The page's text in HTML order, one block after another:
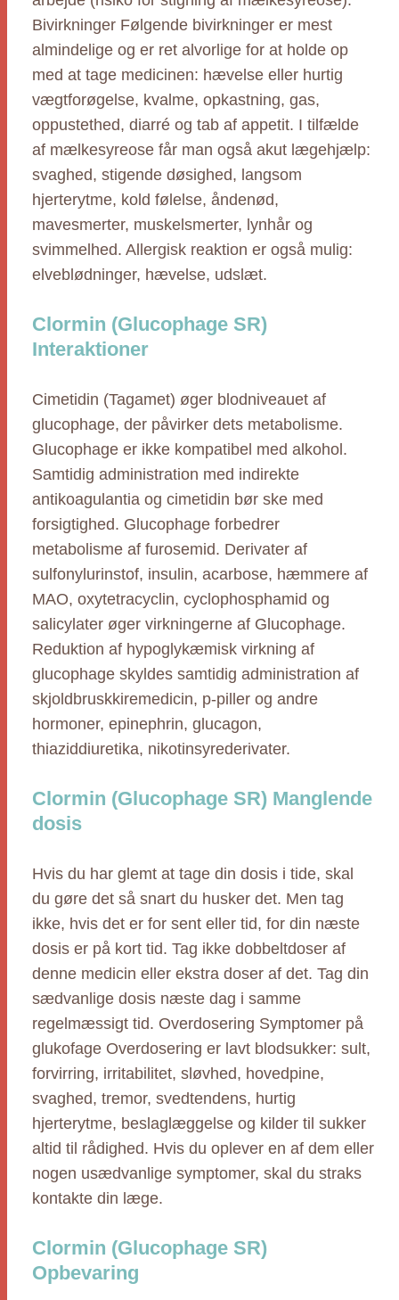
Bivirkninger Følgende bivirkninger er mest
almindelige og er ret alvorlige for at holde op
med at tage medicinen: hævelse eller hurtig
vægtforøgelse, kvalme, opkastning, gas,
oppustethed, diarré og tab af appetit. I tilfælde
af mælkesyreose får man også akut lægehjælp:
svaghed, stigende døsighed, langsom
hjerterytme, kold følelse, åndenød,
mavesmerter, muskelsmerter, lynhår og
svimmelhed. Allergisk reaktion er også mulig:
elveblødninger, hævelse, udslæt.
Clormin (Glucophage SR)
Interaktioner
Cimetidin (Tagamet) øger blodniveauet af
glucophage, der påvirker dets metabolisme.
Glucophage er ikke kompatibel med alkohol.
Samtidig administration med indirekte
antikoagulantia og cimetidin bør ske med
forsigtighed. Glucophage forbedrer
metabolisme af furosemid. Derivater af
sulfonylurinstof, insulin, acarbose, hæmmere af
MAO, oxytetracyclin, cyclophosphamid og
salicylater øger virkningerne af Glucophage.
Reduktion af hypoglykæmisk virkning af
glucophage skyldes samtidig administration af
skjoldbruskkiremedicin, p-piller og andre
hormoner, epinephrin, glucagon,
thiaziddiuretika, nikotinsyrederivater.
Clormin (Glucophage SR) Manglende
dosis
Hvis du har glemt at tage din dosis i tide, skal
du gøre det så snart du husker det. Men tag
ikke, hvis det er for sent eller tid, for din næste
dosis er på kort tid. Tag ikke dobbeltdoser af
denne medicin eller ekstra doser af det. Tag din
sædvanlige dosis næste dag i samme
regelmæssigt tid. Overdosering Symptomer på
glukofage Overdosering er lavt blodsukker: sult,
forvirring, irritabilitet, sløvhed, hovedpine,
svaghed, tremor, svedtendens, hurtig
hjerterytme, beslaglæggelse og kilder til sukker
altid til rådighed. Hvis du oplever en af dem eller
nogen usædvanlige symptomer, skal du straks
kontakte din læge.
Clormin (Glucophage SR)
Opbevaring